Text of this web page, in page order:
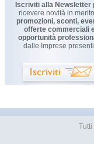
Iscriviti alla Newsletter
ricevere novità in
promozioni, sconti,
offerte commerciali
opportunità
dalle Imprese